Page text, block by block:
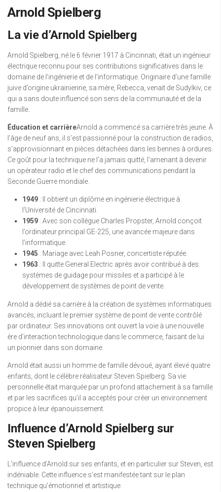
Arnold Spielberg
La vie d’Arnold Spielberg
Arnold Spielberg, né le 6 février 1917 à Cincinnati, était un ingénieur
électrique reconnu pour ses contributions significatives dans le
domaine de l’ingénierie et de l’informatique. Originaire d’une famille
juive d’origine ukrainienne, sa mère, Rebecca, venait de Sudylkiv, ce
qui a sans doute influencé son sens de la communauté et de la
famille.
Éducation et carrièreArnold a commencé sa carrière très jeune. À
l’âge de neuf ans, il s’est passionné pour la construction de radios,
s’approvisionnant en pièces détachées dans les bennes à ordures.
Ce goût pour la technique ne l’a jamais quitté, l’amenant à devenir
un opérateur radio et le chef des communications pendant la
Seconde Guerre mondiale.
1949 : Il obtient un diplôme en ingénierie électrique à
l’Université de Cincinnati.
1959 : Avec son collègue Charles Propster, Arnold conçoit
l’ordinateur principal GE-225, une avancée majeure dans
l’informatique.
1945 : Mariage avec Leah Posner, concertiste réputée.
1963 : Il quitte General Electric après avoir contribué à des
systèmes de guidage pour missiles et a participé à le
développement de systèmes de point de vente.
Arnold a dédié sa carrière à la création de systèmes informatiques
avancés, incluant le premier système de point de vente contrôlé
par ordinateur. Ses innovations ont ouvert la voie à une nouvelle
ère d’interaction technologique dans le commerce, faisant de lui
un pionnier dans son domaine.
Arnold était aussi un homme de famille dévoué, ayant élevé quatre
enfants, dont le célèbre réalisateur Steven Spielberg. Sa vie
personnelle était marquée par un profond attachement à sa famille
et par les sacrifices qu’il a acceptés pour créer un environnement
propice à leur épanouissement.
Influence d’Arnold Spielberg sur
Steven Spielberg
L’influence d’Arnold sur ses enfants, et en particulier sur Steven, est
indéniable. Cette influence s’est manifestée tant sur le plan
technique qu’émotionnel et artistique.